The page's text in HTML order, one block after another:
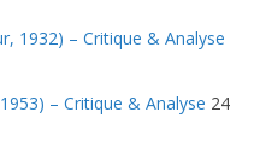
1932) – Critique & Analyse
– Critique & Analyse 24